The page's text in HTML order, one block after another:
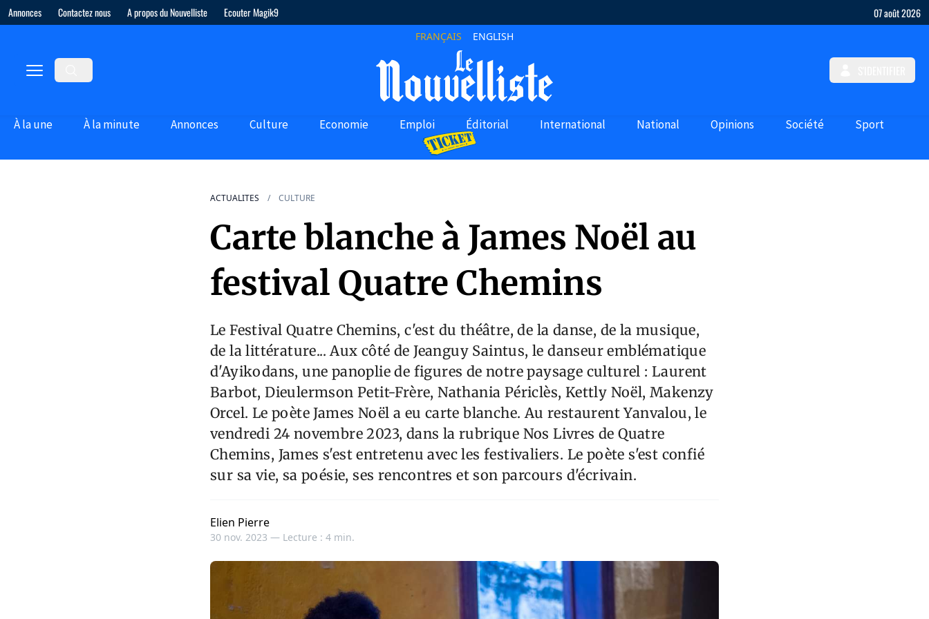
Annonces Contactez nous A propos du Nouvelliste Ecouter Magik9 07 août 2026
FRANÇAIS ENGLISH
À la une À la minute Annonces Culture Economie Emploi Éditorial International National Opinions Société Sport
ACTUALITES CULTURE
Carte blanche à James Noël au
festival Quatre Chemins
Le Festival Quatre Chemins, c'est du théâtre, de la danse, de la musique,
de la littérature... Aux côté de Jeanguy Saintus, le danseur emblématique
d'Ayikodans, une panoplie de figures de notre paysage culturel : Laurent
Barbot, Dieulermson Petit-Frère, Nathania Périclès, Kettly Noël, Makenzy
Orcel. Le poète James Noël a eu carte blanche. Au restaurent Yanvalou, le
vendredi 24 novembre 2023, dans la rubrique Nos Livres de Quatre
Chemins, James s'est entretenu avec les festivaliers. Le poète s'est confié
sur sa vie, sa poésie, ses rencontres et son parcours d'écrivain.
Elien Pierre
30 nov. 2023 — Lecture : 4 min.